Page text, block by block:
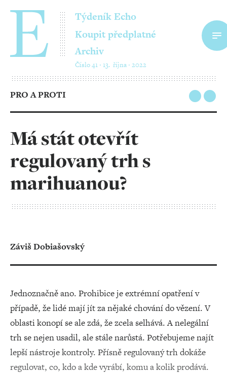
Týdeník Echo
Koupit předplatné
Archiv
Číslo 41 ‧ 13. října ‧ 2022
PRO A PROTI
Má stát otevřít
regulovaný trh s
marihuanou?
Záviš Dobiašovský
Jednoznačně ano. Prohibice je extrémní opatření v
případě, že lidé mají jít za nějaké chování do vězení. V
oblasti konopí se ale zdá, že zcela selhává. A nelegální
trh se nejen usadil, ale stále narůstá. Potřebujeme najít
lepší nástroje kontroly. Přísně regulovaný trh dokáže
regulovat, co, kdo a kde vyrábí, komu a kolik prodává.